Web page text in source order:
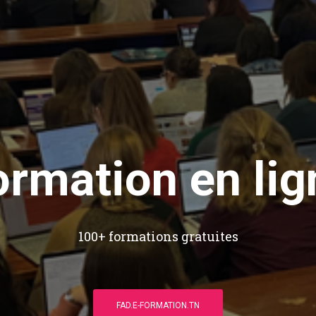
en
100+ formations gratuites
FAD.E-FORMATION.TN